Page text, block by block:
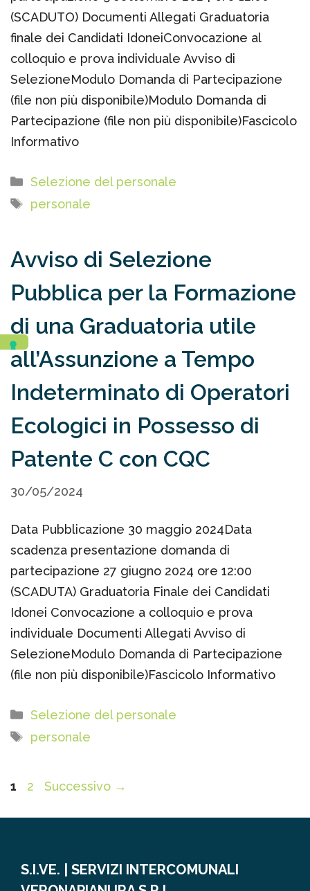
(SCADUTO) Documenti Allegati Graduatoria
finale dei Candidati IdoneiConvocazione al
colloquio e prova individuale Avviso di
SelezioneModulo Domanda di Partecipazione
(file non più disponibile)Modulo Domanda di
Partecipazione (file non più disponibile)Fascicolo
Informativo
Categorie
Selezione del personale
Tag
personale
Avviso di Selezione
Pubblica per la Formazione
di una Graduatoria utile
all’Assunzione a Tempo
Indeterminato di Operatori
Ecologici in Possesso di
Patente C con CQC
30/05/2024
Data Pubblicazione 30 maggio 2024Data
scadenza presentazione domanda di
partecipazione 27 giugno 2024 ore 12:00
(SCADUTA) Graduatoria Finale dei Candidati
Idonei Convocazione a colloquio e prova
individuale Documenti Allegati Avviso di
SelezioneModulo Domanda di Partecipazione
(file non più disponibile)Fascicolo Informativo
Categorie
Selezione del personale
Tag
personale
Pagina
1 Pagina
2 Successivo →
S.I.VE. | SERVIZI INTERCOMUNALI